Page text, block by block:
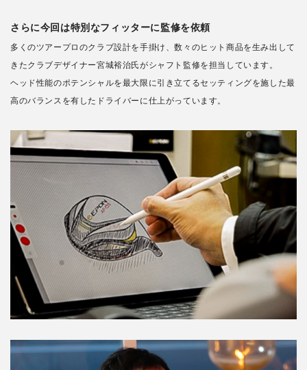
さらに今回は特別なフィッターに監修を依頼
多くのツアープロのクラブ設計を手掛け、数々のヒット商品を生み出して
きたクラブデザイナー宮城裕治氏がシャフト監修を担当しています。
ヘッド性能のポテンシャルを最大限に引き立てるセッティングを施した最
高のバランスを有したドライバーに仕上がっています。